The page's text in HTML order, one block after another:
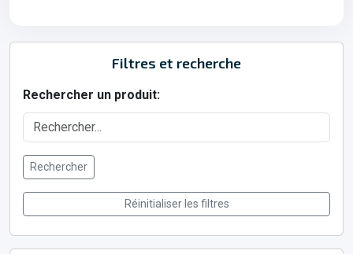
Filtres et recherche
Rechercher un produit:
Rechercher
Réinitialiser les filtres